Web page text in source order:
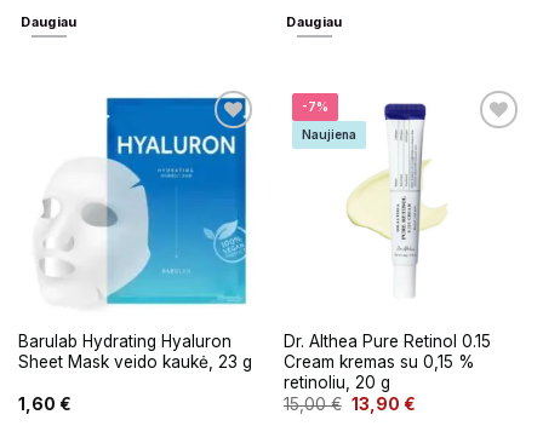
Daugiau Daugiau
Barulab Hydrating Hyaluron
Sheet Mask veido kaukė, 23 g
1,60 €
-7%
Naujiena
Dr. Althea Pure Retinol 0.15
Cream kremas su 0,15 %
retinoliu, 20 g
15,00€ 13,90 €